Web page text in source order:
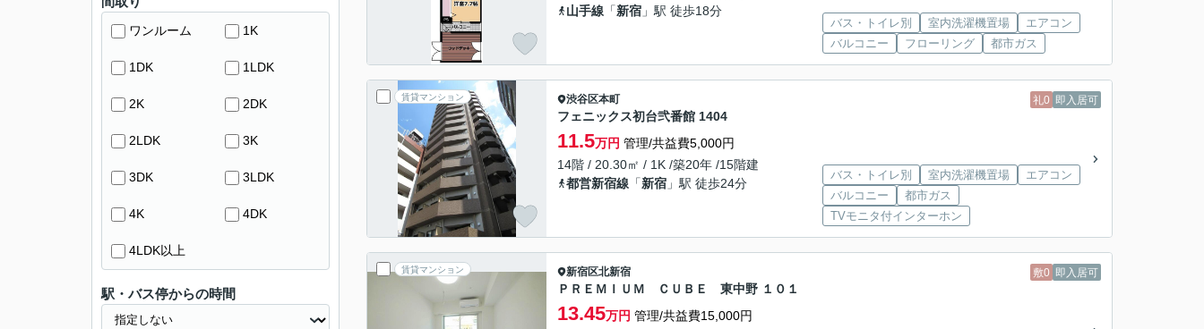
山手線 「新宿 」駅 徒歩18分
バス・トイレ別 室内洗濯機置場
エアコン
バルコニー
フローリング 都市ガス
賃貸マンション 礼0 即入居可
渋谷区本町
フェニックス初台弐番館 1404
11.5万円 管理/共益費5,000円
14階 / 20.30㎡ / 1K /築20年 /15階建
都営新宿線 「新宿 」駅 徒歩24分
バス・トイレ別 室内洗濯機置場
エアコン
バルコニー
都市ガス
TVモニタ付インターホン
賃貸マンション 敷0 即入居可
新宿区北新宿
ＰＲＥＭＩＵＭ ＣＵＢＥ 東中野 １０１
13.45万円 管理/共益費15,000円
ワンルーム 1K
1DK 1LDK
2K 2DK
2LDK 3K
3DK 3LDK
4K 4DK
4LDK以上
駅・バス停からの時間